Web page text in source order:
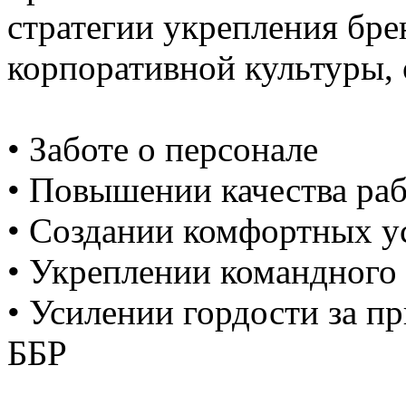
стратегии укрепления
корпоративной
• Заботе о персонале
• Повышении качества
• Создании комфортных
• Укреплении командного
• Усилении гордости за
ББР